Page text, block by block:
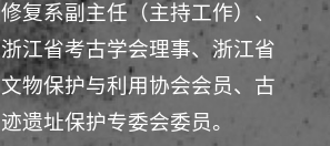
修复系副主任（主持工作）、
浙江省考古学会理事、浙江省
文物保护与利用协会会员、古
迹遗址保护专委会委员。